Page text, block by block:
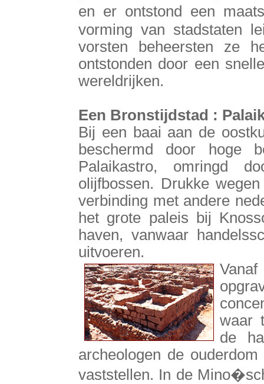
en er ontstond een
vorming van stadstaten
vorsten beheersten ze
ontstonden door een
wereldrijken.
Een Bronstijdstad :
Bij een baai aan de
beschermd door hoge
Palaikastro, omringd
olijfbossen. Drukke
verbinding met andere
het grote paleis bij
haven, vanwaar
uitvoeren.
waar
de
archeologen de
vaststellen. In de